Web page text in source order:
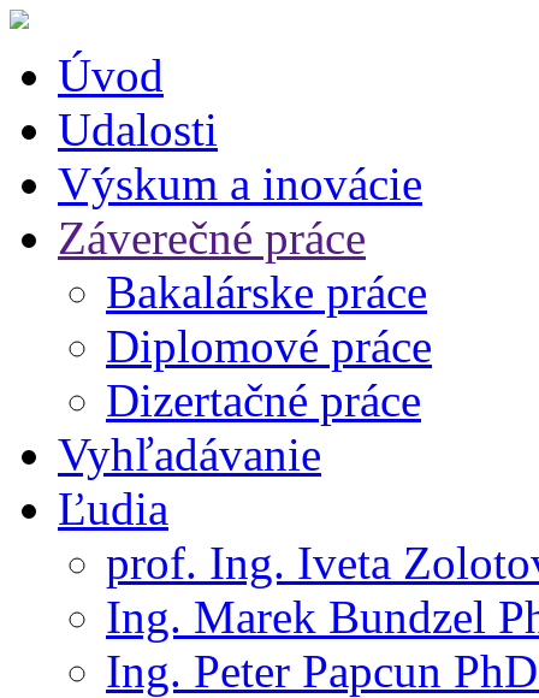
Úvod
Udalosti
Výskum a inovácie
Záverečné práce
Bakalárske práce
Diplomové práce
Dizertačné práce
Vyhľadávanie
Ľudia
prof. Ing. Iveta
Ing. Marek Bundzel
Ing. Peter Papcun